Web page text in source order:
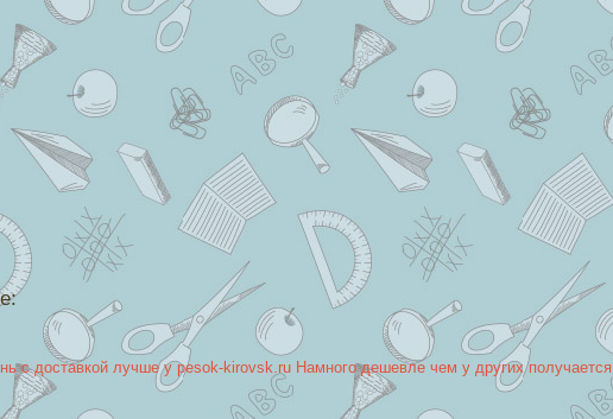
с доставкой лучше у pesok-kirovsk.ru Намного дешевле чем у других получается